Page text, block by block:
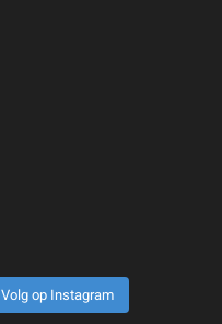
Volg op Instagram